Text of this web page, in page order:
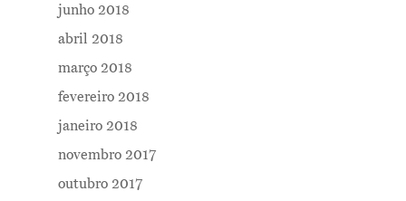
junho 2018
abril 2018
março 2018
fevereiro 2018
janeiro 2018
novembro 2017
outubro 2017